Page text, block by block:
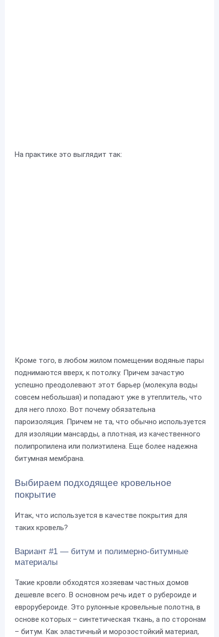
На практике это выглядит так:
Кроме того, в любом жилом помещении водяные пары
поднимаются вверх, к потолку. Причем зачастую
успешно преодолевают этот барьер (молекула воды
совсем небольшая) и попадают уже в утеплитель, что
для него плохо. Вот почему обязательна
пароизоляция. Причем не та, что обычно используется
для изоляции мансарды, а плотная, из качественного
полипропилена или полиэтилена. Еще более надежна
битумная мембрана.
Выбираем подходящее кровельное
покрытие
Итак, что используется в качестве покрытия для
таких кровель?
Вариант #1 — битум и полимерно-битумные
материалы
Такие кровли обходятся хозяевам частных домов
дешевле всего. В основном речь идет о рубероиде и
еврорубероиде. Это рулонные кровельные полотна, в
основе которых – синтетическая ткань, а по сторонам
– битум. Как эластичный и морозостойкий материал,